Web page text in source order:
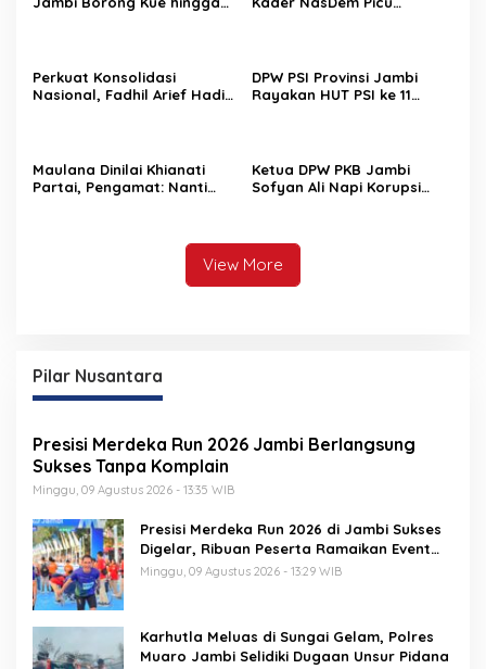
Perkuat Konsolidasi
Nasional, Fadhil Arief Hadiri
DPW PSI Provinsi Jambi
Rayakan HUT PSI ke 11
Maulana Dinilai Khianati
Partai, Pengamat: Nanti
Ketua DPW PKB Jambi
Sofyan Ali Napi Korupsi
View More
Pilar Nusantara
Presisi Merdeka Run 2026 Jambi Berlangsung
Sukses Tanpa Komplain
Minggu, 09 Agustus 2026 - 13:35 WIB
Presisi Merdeka Run 2026 di Jambi Sukses
Digelar, Ribuan Peserta Ramaikan Event
Nasional
Minggu, 09 Agustus 2026 - 13:29 WIB
Karhutla Meluas di Sungai Gelam, Polres
Muaro Jambi Selidiki Dugaan Unsur Pidana